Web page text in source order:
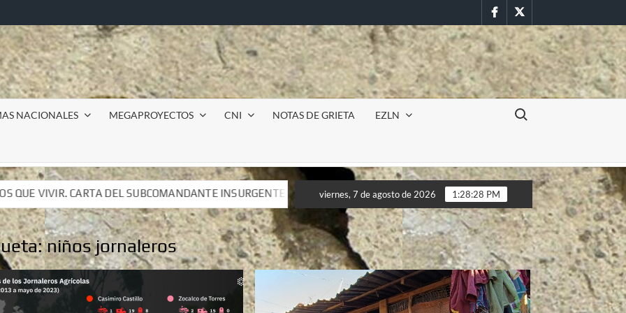
FacebookTwitter
NACIONALES MEGAPROYECTOS CNI NOTAS DE GRIETA EZLN
Buscar:
INSURGENTE MOISÉS A LUIS DE TAVIRA
Incursión militar en la UAEM (Morelos) durante paro estudiantil
INSURGENTE MOISÉS A LUIS DE TAVIRA
Incursión militar en la UAEM (Morelos) durante paro estudiantil
viernes, 7 de agosto de 2026 1:28:30 PM
niños jornaleros